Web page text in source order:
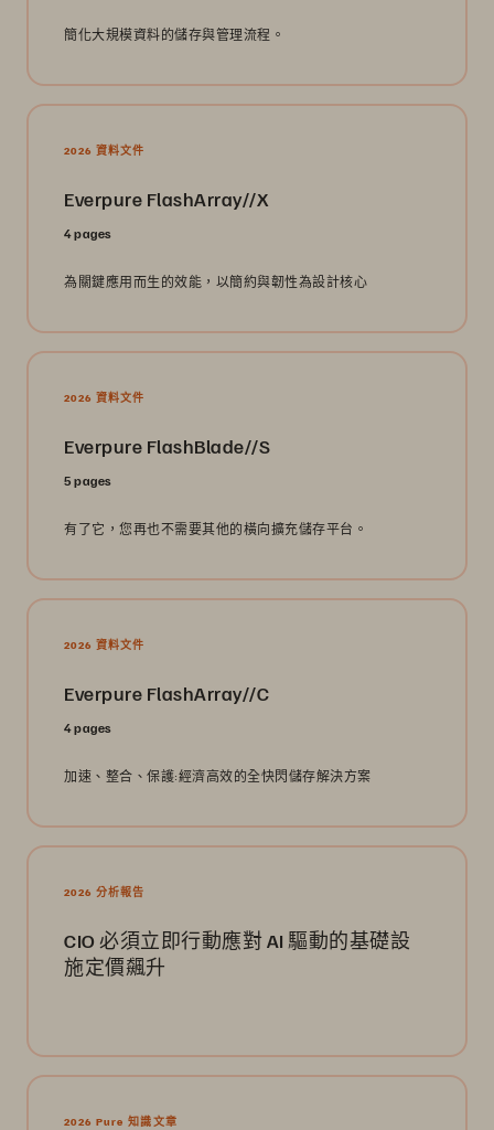
簡化大規模資料的儲存與管理流程。
2026 資料文件
Everpure FlashArray//X
4 pages
為關鍵應用而生的效能，以簡約與韌性為設計核心
2026 資料文件
Everpure FlashBlade//S
5 pages
有了它，您再也不需要其他的橫向擴充儲存平台。
2026 資料文件
Everpure FlashArray//C
4 pages
加速、整合、保護:經濟高效的全快閃儲存解決方案
2026 分析報告
CIO 必須立即行動應對 AI 驅動的基礎設
施定價飆升
2026 Pure 知識文章